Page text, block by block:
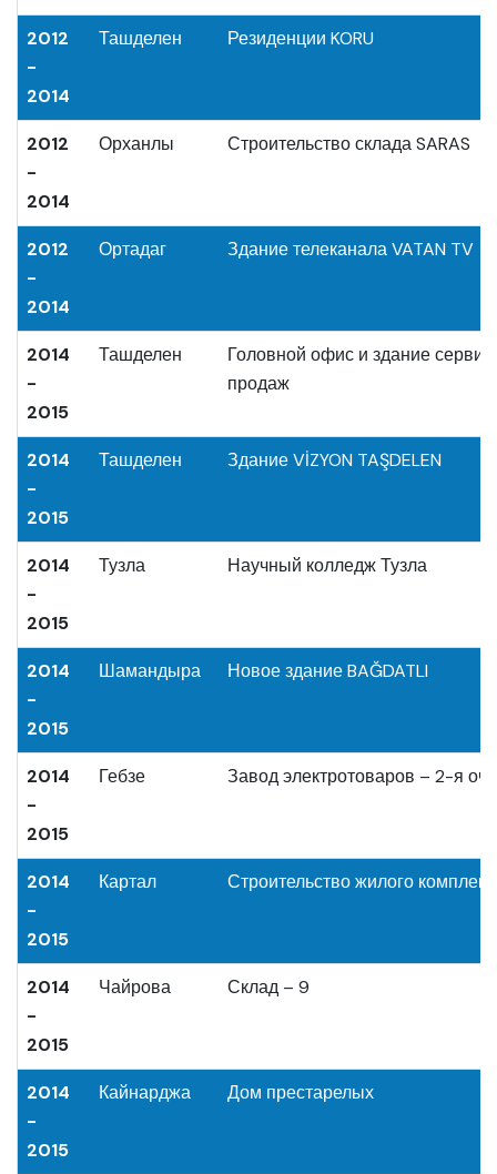
2012
-
2014
Ташделен Резиденции KORU
2012
-
2014
Орханлы Строительство склада SARAS
2012
-
2014
Ортадаг Здание телеканала VATAN TV
2014
-
2015
Ташделен
Головной офис и здание
продаж
2014
-
2015
Ташделен Здание VİZYON TAŞDELEN
2014
-
2015
Тузла Научный колледж Тузла
2014
-
2015
Шамандыра Новое здание BAĞDATLI
2014
-
2015
Гебзе Завод электротоваров – 2-я
2014
-
2015
Картал Строительство жилого
2014
-
2015
Чайрова Склад – 9
2014
-
2015
Кайнарджа Дом престарелых